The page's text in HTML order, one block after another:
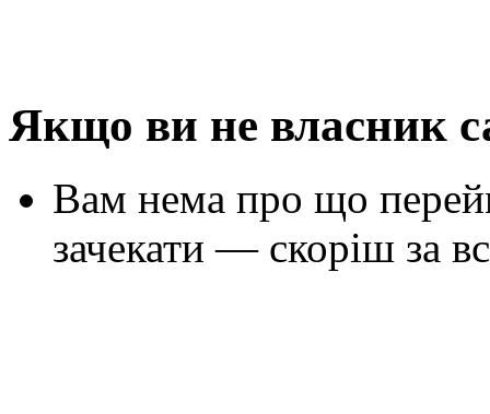
Якщо ви не власник
Вам нема про що
зачекати — скоріш за